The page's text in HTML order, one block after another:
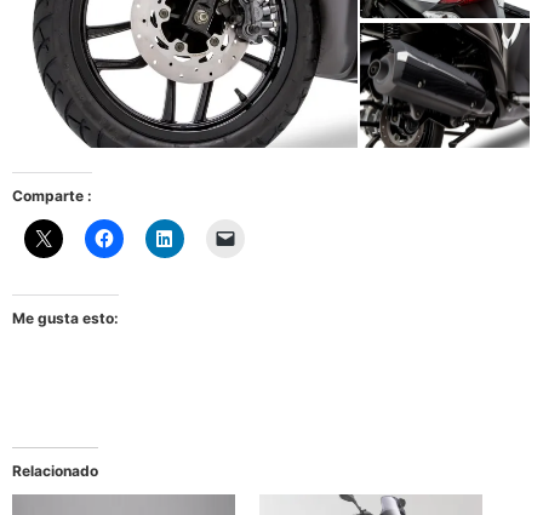
Comparte :
Me gusta esto:
Relacionado